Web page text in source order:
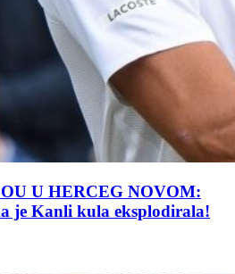
U HERCEG NOVOM:
je Kanli kula eksplodirala!